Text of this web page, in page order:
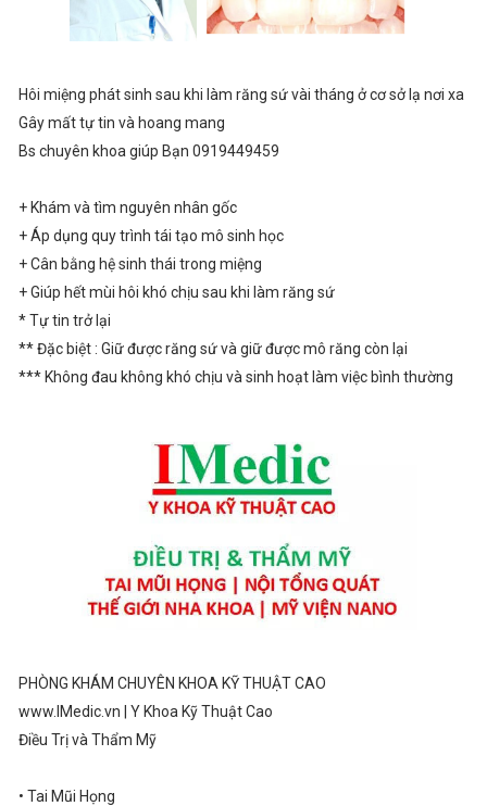
Hôi miệng phát sinh sau khi làm răng sứ vài tháng ở cơ sở lạ nơi xa
Gây mất tự tin và hoang mang
Bs chuyên khoa giúp Bạn 0919449459
+ Khám và tìm nguyên nhân gốc
+ Áp dụng quy trình tái tạo mô sinh học
+ Cân bằng hệ sinh thái trong miệng
+ Giúp hết mùi hôi khó chịu sau khi làm răng sứ
* Tự tin trở lại
** Đặc biệt : Giữ được răng sứ và giữ được mô răng còn lại
*** Không đau không khó chịu và sinh hoạt làm việc bình thường
PHÒNG KHÁM CHUYÊN KHOA KỸ THUẬT CAO
www.IMedic.vn | Y Khoa Kỹ Thuật Cao
Điều Trị và Thẩm Mỹ
• Tai Mũi Họng